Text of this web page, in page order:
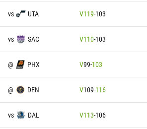
vs UTA V119-103
vs SAC V110-103
@ PHX V99-103
@ DEN V109-116
vs DAL V113-106